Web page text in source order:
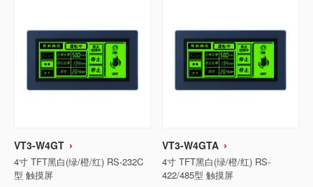
VT3-W4GT
4寸 TFT黑白(绿/橙/红) RS-232C
型 触摸屏
VT3-W4GTA
4寸 TFT黑白(绿/橙/红) RS-
422/485型 触摸屏